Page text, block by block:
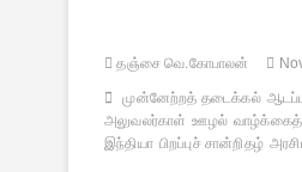
தஞ்சை வெ.கோபாலன்
முன்னேற்றத் தடைக்கல்
அலுவலர்காள் ஊழல் வாழ்க்கைத்
இந்தியா பிறப்புச் சான்றிதழ்